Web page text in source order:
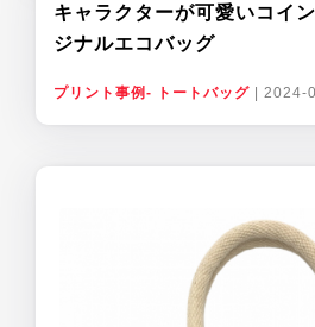
キャラクターが可愛いコイ
ジナルエコバッグ
プリント事例- トートバッグ 2024-